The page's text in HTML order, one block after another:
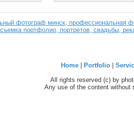
фотограф минск, профессиональная
портфолио, портретов, свадьбы,
Home | Portfolio |
All rights reserved (c) by
Any use of the content without